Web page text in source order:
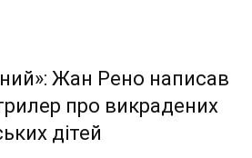
Жан Рено написав
про викрадених
дітей